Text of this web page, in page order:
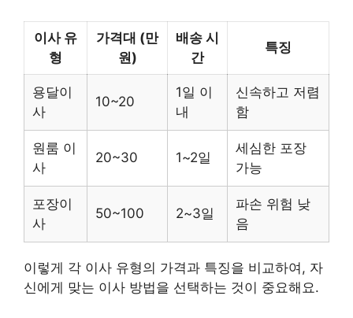
이사 유
형
가격대 (만
원)
배송 시
간
특징
용달이
사
10~20
1일 이
내
신속하고 저렴
함
원룸 이
사
20~30 1~2일
세심한 포장
가능
포장이
사
50~100 2~3일
파손 위험 낮
음
이렇게 각 이사 유형의 가격과 특징을 비교하여, 자
신에게 맞는 이사 방법을 선택하는 것이 중요해요.